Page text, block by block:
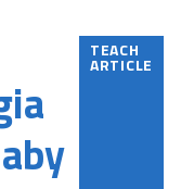
TEACH
ARTICLE